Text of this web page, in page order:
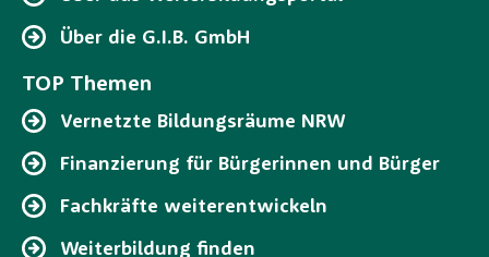
Über die G.I.B. GmbH
TOP Themen
Vernetzte Bildungsräume NRW
Finanzierung für Bürgerinnen und Bürger
Fachkräfte weiterentwickeln
Weiterbildung finden